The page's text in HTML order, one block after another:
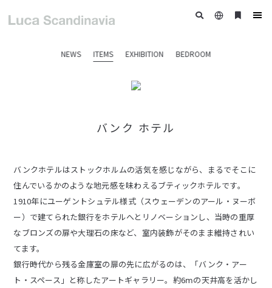
NEWS ITEMS EXHIBITION BEDROOM
日
ブ
バンク ホテル
バンクホテルはストックホルムの活気を感じながら、まるでそこに
住んでいるかのような地元感を味わえるブティックホテルです。
1910年にユーゲントシュテル様式（スウェーデンのアール・ヌーボ
ー）で建てられた銀行をホテルへとリノベーションし、当時の重厚
なブロンズの扉や大理石の床など、室内装飾がそのまま維持されい
てます。
銀行時代から残る金庫室の扉の先に広がるのは、「バンク・アー
ト・スペース」と称したアートギャラリー。約6ⅿの天井高を活かし